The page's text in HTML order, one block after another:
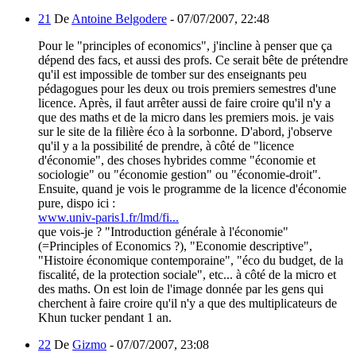
21 De Antoine Belgodere - 07/07/2007, 22:48
Pour le "principles of economics", j'incline à penser que ça
dépend des facs, et aussi des profs. Ce serait bête de prétendre
qu'il est impossible de tomber sur des enseignants peu
pédagogues pour les deux ou trois premiers semestres d'une
licence. Après, il faut arrêter aussi de faire croire qu'il n'y a
que des maths et de la micro dans les premiers mois. je vais
sur le site de la filière éco à la sorbonne. D'abord, j'observe
qu'il y a la possibilité de prendre, à côté de "licence
d'économie", des choses hybrides comme "économie et
sociologie" ou "économie gestion" ou "économie-droit".
Ensuite, quand je vois le programme de la licence d'économie
pure, dispo ici :
www.univ-paris1.fr/lmd/fi...
que vois-je ? "Introduction générale à l'économie"
(=Principles of Economics ?), "Economie descriptive",
"Histoire économique contemporaine", "éco du budget, de la
fiscalité, de la protection sociale", etc... à côté de la micro et
des maths. On est loin de l'image donnée par les gens qui
cherchent à faire croire qu'il n'y a que des multiplicateurs de
Khun tucker pendant 1 an.
22 De Gizmo - 07/07/2007, 23:08